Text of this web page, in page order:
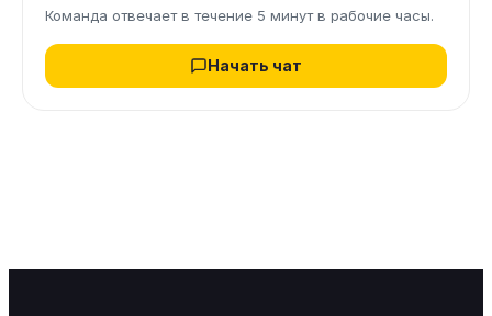
Команда отвечает в течение 5 минут в рабочие часы.
Начать чат